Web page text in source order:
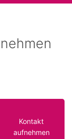
Kontakt
aufnehmen